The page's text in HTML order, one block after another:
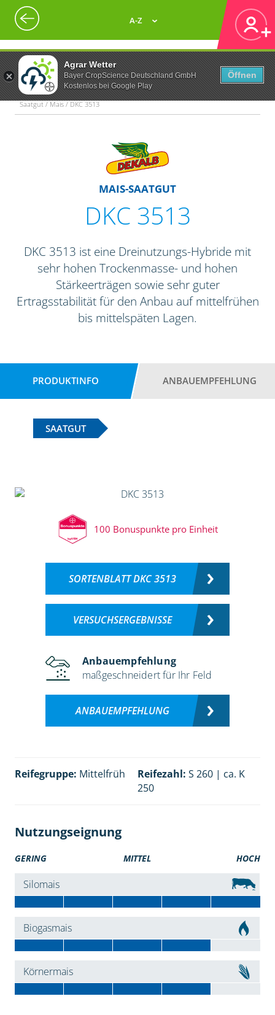
Agrar Wetter
Bayer CropScience Deutschland GmbH
Kostenlos bei Google Play
Öffnen
A-Z
Saatgut / Mais / DKC 3513
MAIS-SAATGUT
DKC 3513
DKC 3513 ist eine Dreinutzungs-Hybride mit
sehr hohen Trockenmasse- und hohen
Stärkeerträgen sowie sehr guter
Ertragsstabilität für den Anbau auf mittelfrühen
bis mittelspäten Lagen.
PRODUKTINFO ANBAUEMPFEHLUNG
SAATGUT
100 Bonuspunkte pro Einheit
SORTENBLATT DKC 3513
VERSUCHSERGEBNISSE
Anbauempfehlung
maßgeschneidert für Ihr Feld
ANBAUEMPFEHLUNG
Reifegruppe: Mittelfrüh Reifezahl: S 260 | ca. K
250
Nutzungseignung
GERING MITTEL HOCH
Silomais
Biogasmais
Körnermais